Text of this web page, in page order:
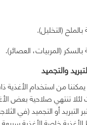
(التخليل)
.
(المربيات، العصائر)
.
يمكننا من استخدام الأغذية
لئلا تنتهي صلاحية بعض
التبريد أو التجميد(في